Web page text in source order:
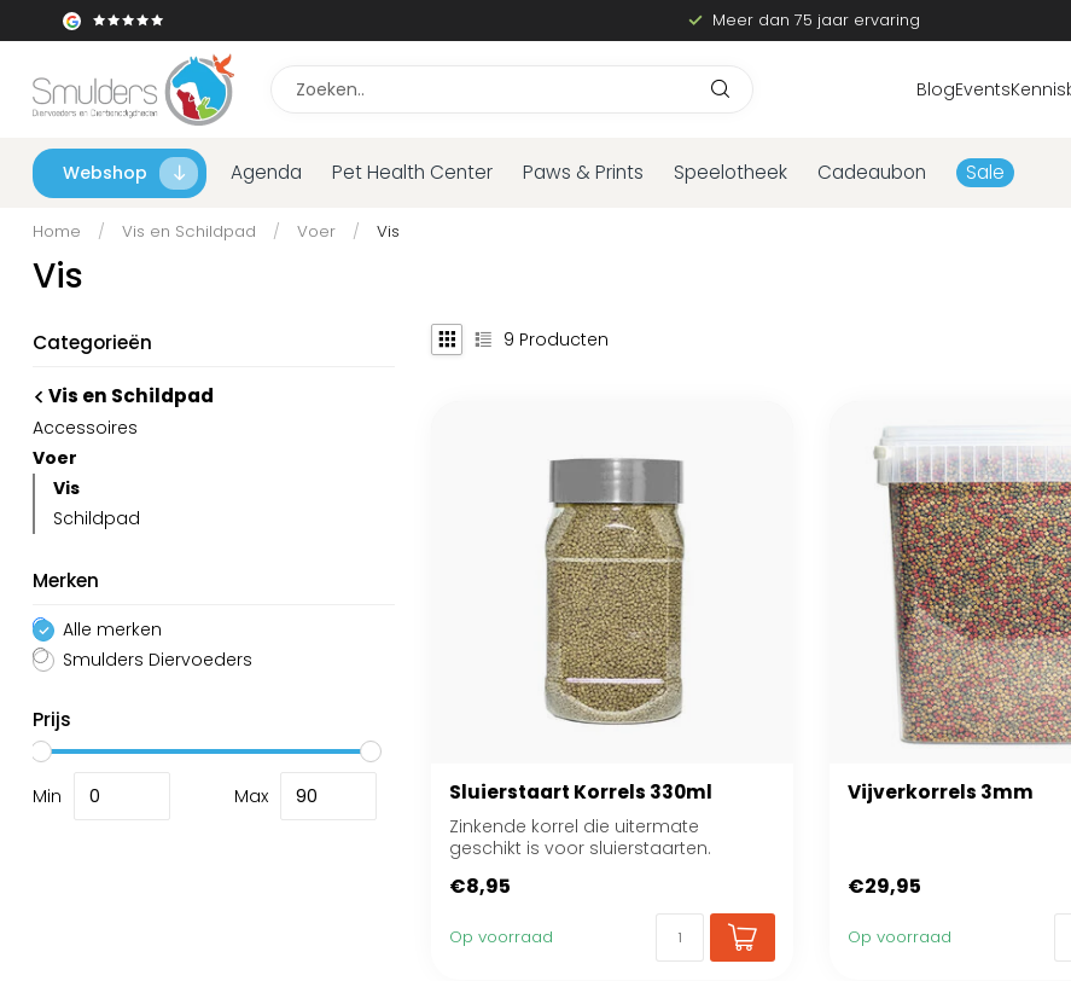
Meer dan 75 jaar ervaring
BlogEvents
Webshop Agenda Pet Health Center Paws & Prints Speelotheek Cadeaubon Sale
Home / Vis en Schildpad / Voer / Vis
Vis
Categorieën
Vis en Schildpad
Accessoires
Voer
Vis
Schildpad
Merken
Alle merken
Smulders Diervoeders
Prijs
Min Max
9 Producten
Sluierstaart Korrels 330ml
Zinkende korrel die uitermate
geschikt is voor sluierstaarten.
€8,95
Op voorraad
Vijverkorrels 3mm
€29,95
Op voorraad